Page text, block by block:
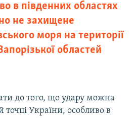
в південних областях
не захищене
моря на території
областей
до того, що удару можна
точці України, особливо в